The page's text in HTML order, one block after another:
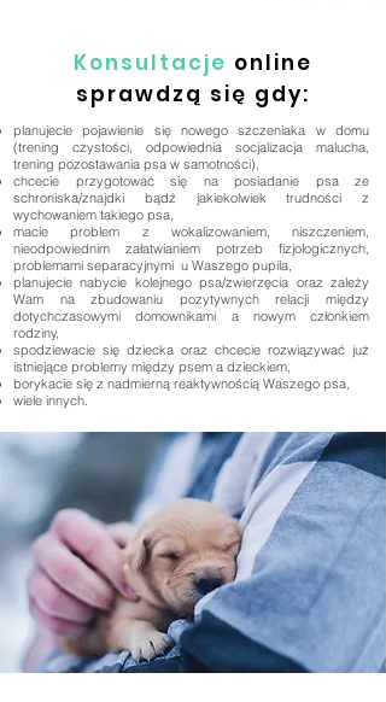
Konsultacje online
sprawdzą się gdy:
planujecie pojawienie się nowego szczeniaka w domu
(trening czystości, odpowiednia socjalizacja malucha,
trening pozostawania psa w samotności),
chcecie przygotować się na posiadanie psa ze
schroniska/znajdki bądź jakiekolwiek trudności z
wychowaniem takiego psa,
macie problem z wokalizowaniem, niszczeniem,
nieodpowiednim załatwianiem potrzeb fizjologicznych,
problemami separacyjnymi u Waszego pupila,
planujecie nabycie kolejnego psa/zwierzęcia oraz zależy
Wam na zbudowaniu pozytywnych relacji między
dotychczasowymi domownikami a nowym członkiem
rodziny,
spodziewacie się dziecka oraz chcecie rozwiązywać już
istniejące problemy między psem a dzieckiem,
borykacie się z nadmierną reaktywnością Waszego psa,
wiele innych.